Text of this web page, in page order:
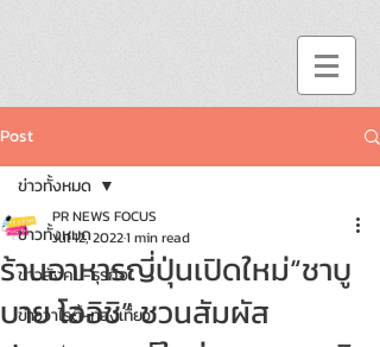
Post
ข่าวทั้งหมด
ข่าวสังคม-ธุรกิจ
ข่าววาไรตี้-ท่องเที่ยว
ข่าวทั้งหมด
ร้านอาหารญี่ปุ่นเปิดใหม่“ชาบู
บาย โออิชิ” ชวนสัมผัส
PR NEWS FOCUS
Jul 12, 20221 min read